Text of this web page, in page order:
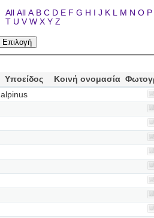
All All A B C D E F G H I J K L M N O P
T U V W X Y Z
Υποείδος Κοινή ονομασία
alpinus